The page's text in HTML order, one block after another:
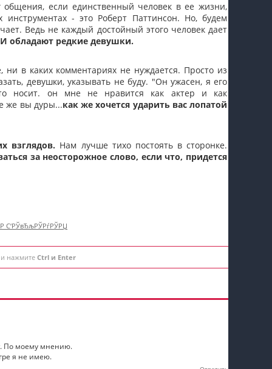
если единственный человек в ее жизни,
- это Роберт Паттинсон. Но, будем
Ведь не каждый достойный этого человек дает
обладают редкие девушки.
ни в каких комментариях не нуждается. Просто из
девушки, указывать не буду. "Он ужасен, я его
носит. он мне не нравится как актер и как
же вы дуры...как же хочется ударить вас лопатой
взглядов. Нам лучше тихо постоять в сторонке.
за неосторожное слово, если что, придется
С‘РЎвЂљРЎРѓРЎРЏ
нажмите Ctrl и Enter
По моему мнению.
я не имею.